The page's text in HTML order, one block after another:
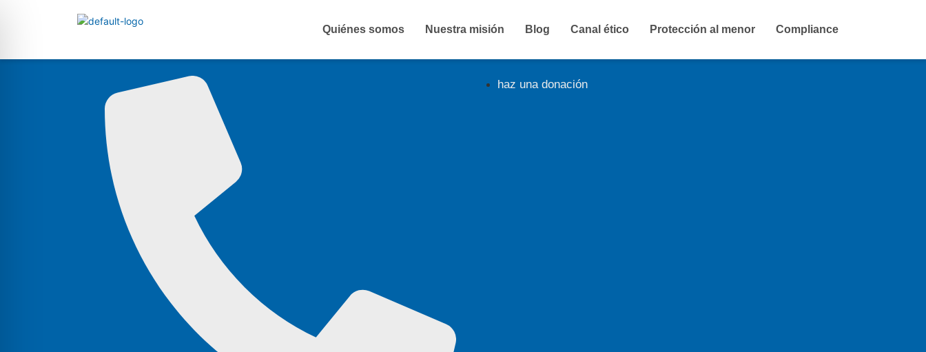
haz una donación
Quiénes somos Nuestra misión Blog Canal ético Protección al menor Compliance